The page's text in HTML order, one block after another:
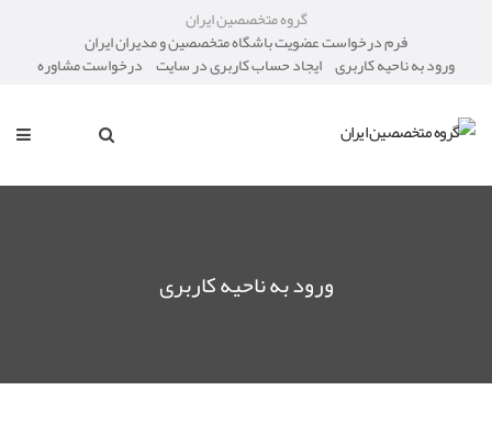
گروه متخصصین ایران
فرم درخواست عضویت باشگاه متخصصین و مدیران ایران
ورود به ناحیه کاربری ایجاد حساب کاربری در سایت درخواست مشاوره
ورود به ناحیه کاربری